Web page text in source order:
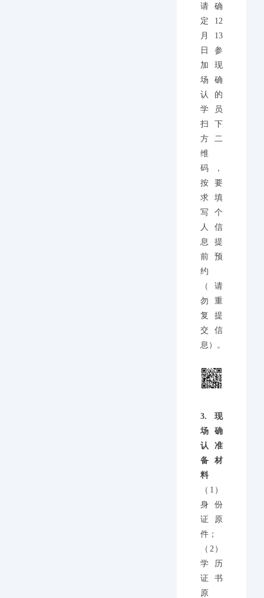
请确
定12
月13
日参
加现
场确
认的
学员
扫下
方二
维
码，
按要
求填
写个
人信
息提
前预
约
（请
勿重
复提
交信
息）。
3.现
场确
认准
备材
料
（1）
身份
证原
件；
（2）
学历
证书
原